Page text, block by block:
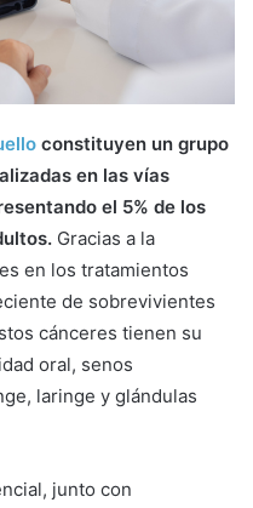
constituyen un grupo
en las vías
el 5% de los
Gracias a la
en los tratamientos
de sobrevivientes
cánceres tienen su
oral, senos
laringe y glándulas
junto con